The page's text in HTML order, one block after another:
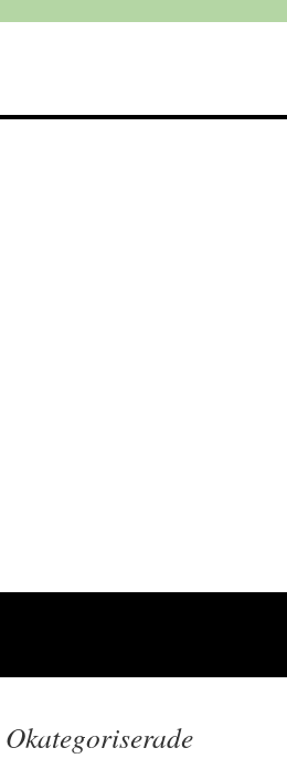
Okategoriserade